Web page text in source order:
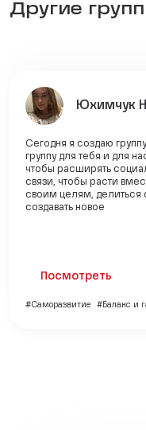
Другие
Юхимчук
Сегодня я создаю
группу для тебя и для
чтобы расширять
связи, чтобы расти
своим целям, делиться
создавать новое
Посмотреть
#Саморазвитие #Баланс и